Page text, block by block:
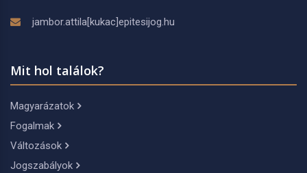
jambor.attila[kukac]epitesijog.hu
Mit hol találok?
Magyarázatok
Fogalmak
Változások
Jogszabályok